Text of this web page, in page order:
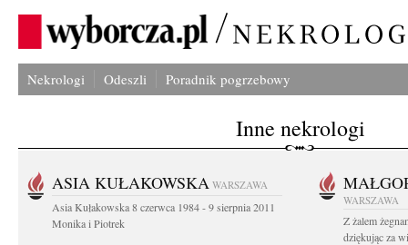
Nekrologi Odeszli Poradnik pogrzebowy
Inne nekrologi
ASIA KUŁAKOWSKA WARSZAWA
Asia Kułakowska 8 czerwca 1984 - 9 sierpnia 2011
Monika i Piotrek
WARSZAWA
Z żalem
dziękując za